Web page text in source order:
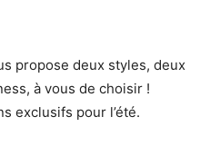
propose deux styles, deux
à vous de choisir !
exclusifs pour l’été.